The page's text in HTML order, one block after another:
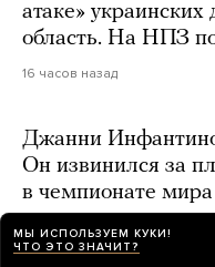
атаке»
область. На НПЗ
16 часов назад
Джанни
Он извинился за
в чемпионате
15 часов назад
МЫ ИСПОЛЬЗУЕМ КУКИ!
ЧТО ЭТО ЗНАЧИТ?